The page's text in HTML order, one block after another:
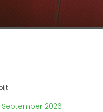
2026